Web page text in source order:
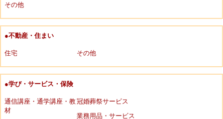
その他
●不動産・住まい
住宅 その他
●学び・サービス・保険
通信講座・通学講座・教
材
冠婚葬祭サービス
業務用品・サービス